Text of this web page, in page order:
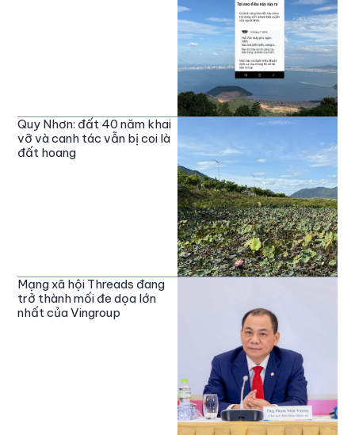
Quy Nhơn: đất 40 năm khai
vỡ và canh tác vẫn bị coi là
đất hoang
Mạng xã hội Threads đang
trở thành mối đe dọa lớn
nhất của Vingroup